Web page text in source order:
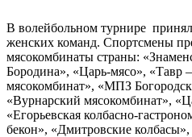
В волейбольном турнире
женских команд. Спортсмены
мясокомбинаты страны:
Бородина», «Царь-мясо», «Тавр
мясокомбинат», «МПЗ
«Вурнарский мясокомбинат»,
«Егорьевская колбасно-
бекон», «Дмитровские